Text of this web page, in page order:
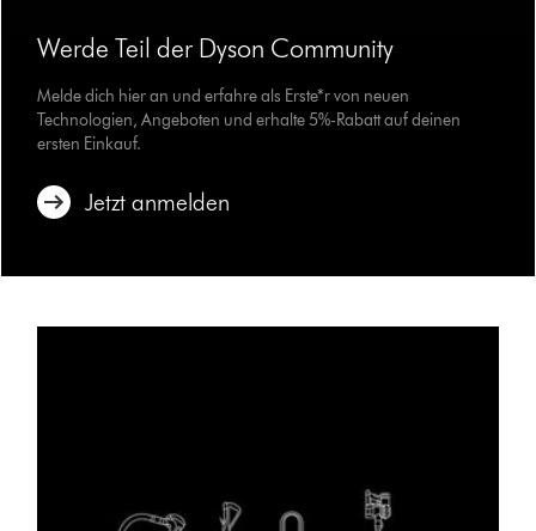
Werde Teil der Dyson Community
Melde dich hier an und erfahre als Erste*r von neuen
Technologien, Angeboten und erhalte 5%-Rabatt auf deinen
ersten Einkauf.
Jetzt anmelden